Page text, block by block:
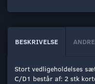
BESKRIVELSE
Stort vedligeholdelses
C/D1 består af: 2 stk